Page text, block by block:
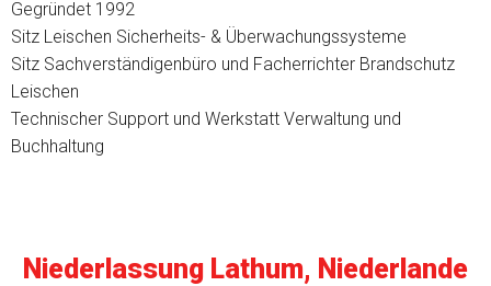
Gegründet 1992
Sitz Leischen Sicherheits- & Überwachungssysteme
Sitz Sachverständigenbüro und Facherrichter Brandschutz
Leischen
Technischer Support und Werkstatt Verwaltung und
Buchhaltung
Niederlassung Lathum, Niederlande